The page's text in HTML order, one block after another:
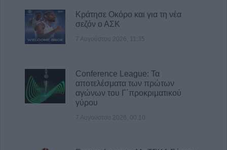
πλειοψηφία των καταστημάτων
8 Αυγούστου 2026, 10:29
Παράταση απαγόρευση θήρας σε
Μουζακίου
8 Αυγούστου 2026, 09:29
Το Σάββατο 8 Αυγούστου η κηδεία του
Λεωνίδα Μητρίτσα
Κράτησε Οκόρο και για τη νέα
σεζόν ο ΑΣΚ
7 Αυγούστου 2026, 11:35
Conference League: Τα
αποτελέσματα των πρώτων
αγώνων του Γ΄προκριματικού
γύρου
7 Αυγούστου 2026, 00:10